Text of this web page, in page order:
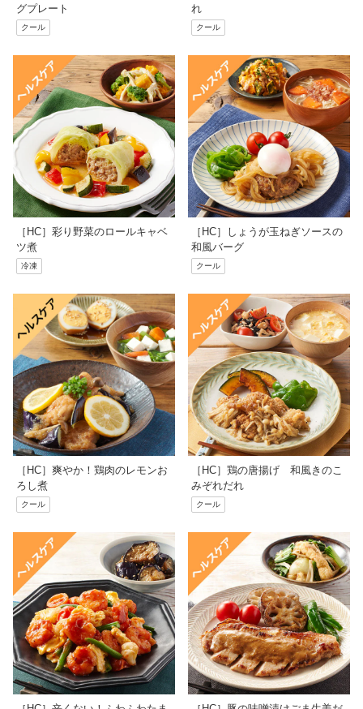
グプレート
クール
れ
クール
［HC］彩り野菜のロールキャベ
ツ煮
冷凍
［HC］しょうが玉ねぎソースの
和風バーグ
クール
［HC］爽やか！鶏肉のレモンお
ろし煮
クール
［HC］鶏の唐揚げ 和風きのこ
みぞれだれ
クール